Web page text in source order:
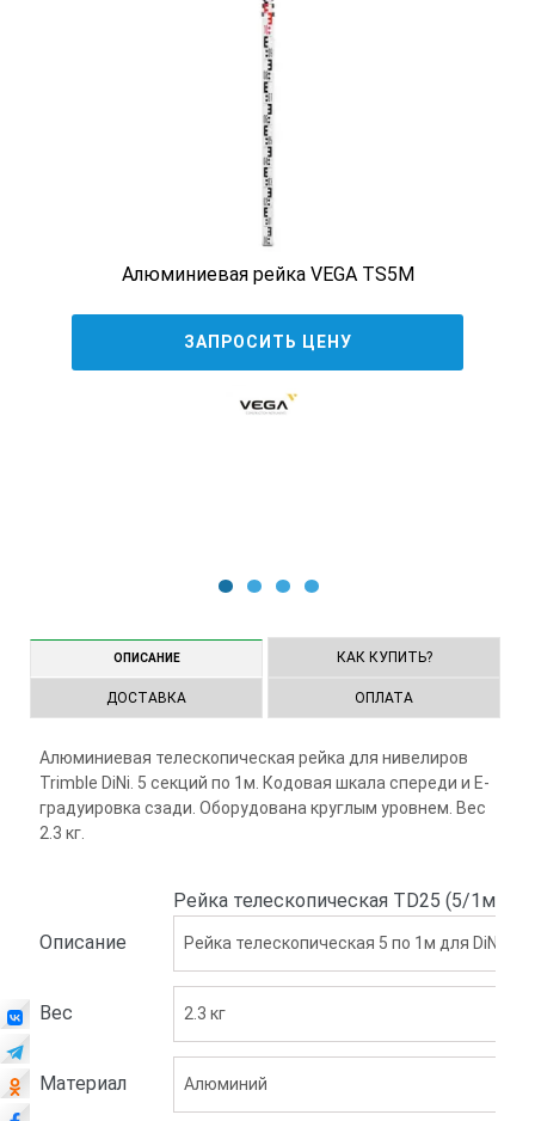
Алюминиевая рейка VEGA TS5M
ЗАПРОСИТЬ ЦЕНУ
ОПИСАНИЕ КАК КУПИТЬ?
ДОСТАВКА ОПЛАТА
Алюминиевая телескопическая рейка для нивелиров
Trimble DiNi. 5 секций по 1м. Кодовая шкала спереди и Е-
градуировка сзади. Оборудована круглым уровнем. Вес
2.3 кг.
Рейка телескопическая TD25 (5/1м)
Описание
Рейка телескопическая 5 по 1м для DiNi
Вес 2.3 кг
Материал Алюминий